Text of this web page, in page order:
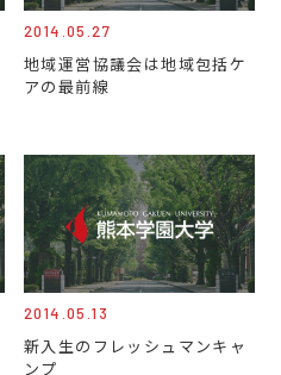
2014.05.27
地域運営協議会は地域包括ケ
アの最前線
2014.05.13
新入生のフレッシュマンキャ
ンプ